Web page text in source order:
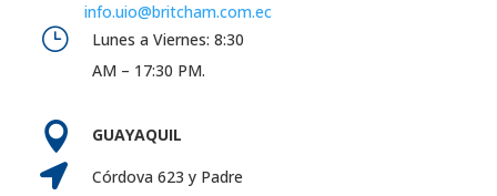
info.uio@britcham.com.ec
}
Lunes a Viernes: 8:30
AM – 17:30 PM.
 GUAYAQUIL

Córdova 623 y Padre